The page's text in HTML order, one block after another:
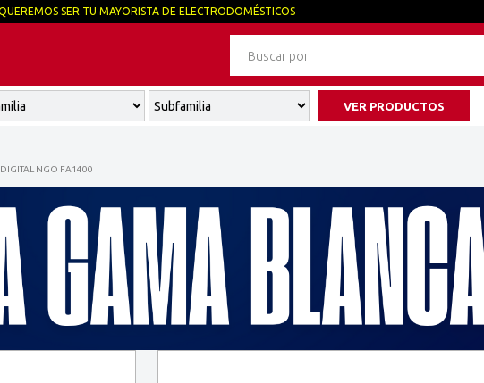
VER PRODUCTOS
NGO FA1400
SER TU MAYORISTA DE ELECTRODOMÉSTICOS